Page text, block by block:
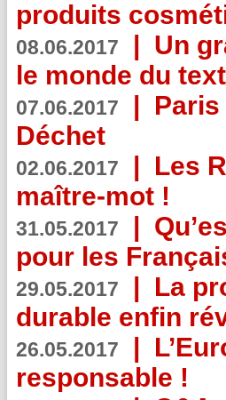
produits
08.06.2017 | Un
le monde du
07.06.2017 |
Déchet
02.06.2017 | Les
maître-mot !
31.05.2017 |
pour les
29.05.2017 | La
durable enfin
26.05.2017 |
responsable !